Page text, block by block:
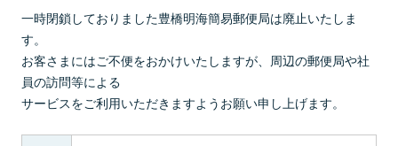
一時閉鎖しておりました豊橋明海簡易郵便局は廃止いたしま
す。
お客さまにはご不便をおかけいたしますが、周辺の郵便局や社
員の訪問等による
サービスをご利用いただきますようお願い申し上げます。